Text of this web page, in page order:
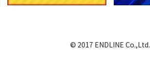
© 2017 ENDLINE Co.,Ltd.